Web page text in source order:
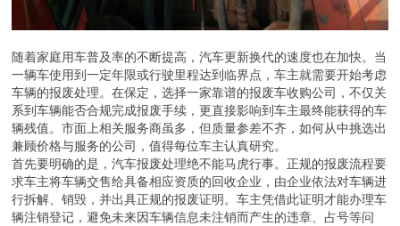
随着家庭用车普及率的不断提高，汽车更新换代的速度也在加快。当
一辆车使用到一定年限或行驶里程达到临界点，车主就需要开始考虑
车辆的报废处理。在保定，选择一家靠谱的报废车收购公司，不仅关
系到车辆能否合规完成报废手续，更直接影响到车主最终能获得的车
辆残值。市面上相关服务商虽多，但质量参差不齐，如何从中挑选出
兼顾价格与服务的公司，值得每位车主认真研究。
首先要明确的是，汽车报废处理绝不能马虎行事。正规的报废流程要
求车主将车辆交售给具备相应资质的回收企业，由企业依法对车辆进
行拆解、销毁，并出具正规的报废证明。车主凭借此证明才能办理车
辆注销登记，避免未来因车辆信息未注销而产生的违章、占号等问